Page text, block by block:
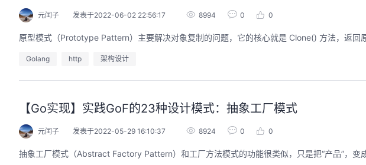
元闰子 发表于2022-06-02 22:56:17 8994 0 0
原型模式（Prototype Pattern）主要解决对象复制的问题，它的核心就是 Clone() 方法，返回
Golang http 架构设计
【Go实现】实践GoF的23种设计模式：抽象工厂模式
元闰子 发表于2022-05-29 16:10:37 8924 0 0
抽象工厂模式（Abstract Factory Pattern）和工厂方法模式的功能很类似，只是把“产品”，变成